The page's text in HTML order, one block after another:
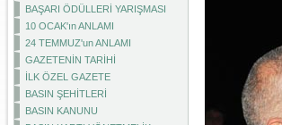
BAŞARI ÖDÜLLERİ YARIŞMASI
10 OCAK'ın ANLAMI
24 TEMMUZ'un ANLAMI
GAZETENİN TARİHİ
İLK ÖZEL GAZETE
BASIN ŞEHİTLERİ
BASIN KANUNU